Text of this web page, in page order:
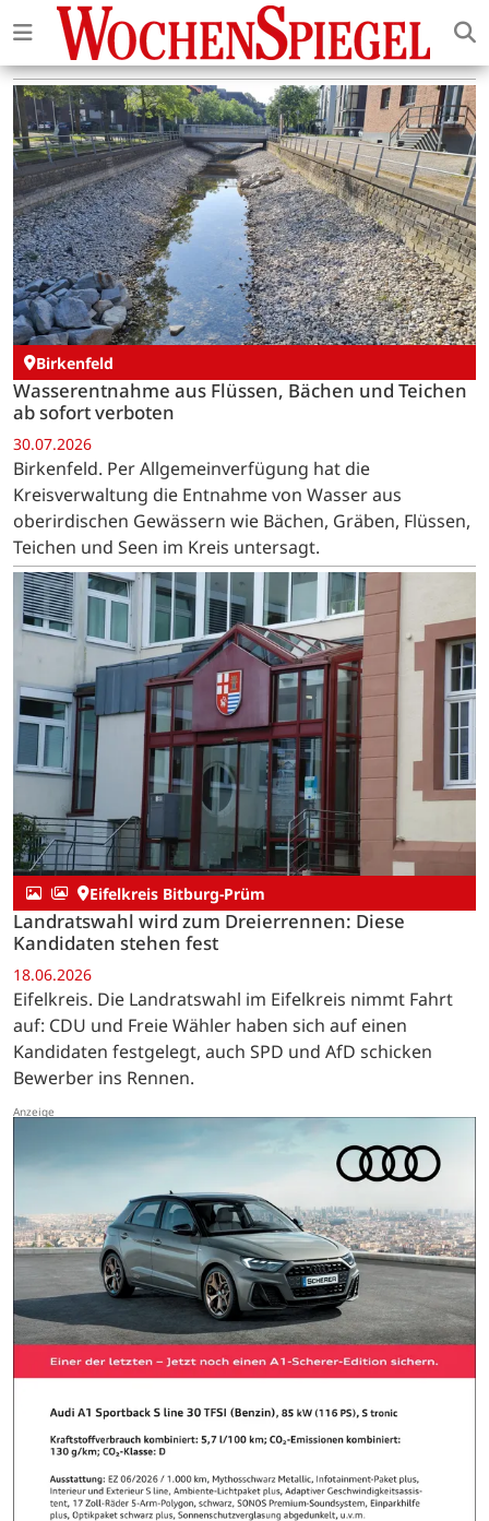
Birkenfeld
Wasserentnahme aus Flüssen, Bächen und Teichen
ab sofort verboten
30.07.2026
Birkenfeld. Per Allgemeinverfügung hat die
Kreisverwaltung die Entnahme von Wasser aus
oberirdischen Gewässern wie Bächen, Gräben, Flüssen,
Teichen und Seen im Kreis untersagt.
Eifelkreis Bitburg-Prüm
Landratswahl wird zum Dreierrennen: Diese
Kandidaten stehen fest
18.06.2026
Eifelkreis. Die Landratswahl im Eifelkreis nimmt Fahrt
auf: CDU und Freie Wähler haben sich auf einen
Kandidaten festgelegt, auch SPD und AfD schicken
Bewerber ins Rennen.